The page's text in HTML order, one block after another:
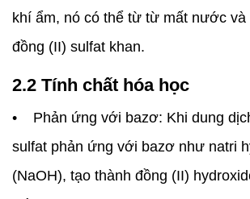
khí ẩm, nó có thể từ từ mất nước và
đồng (II) sulfat khan.
2.2 Tính chất hóa học
• Phản ứng với bazơ: Khi dung
sulfat phản ứng với bazơ như natri
(NaOH), tạo thành đồng (II)